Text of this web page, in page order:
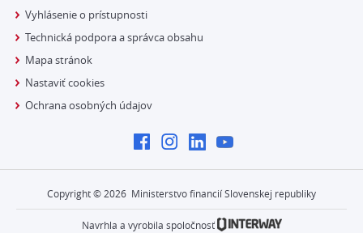
Vyhlásenie o prístupnosti
Technická podpora a správca obsahu
Mapa stránok
Nastaviť cookies
Ochrana osobných údajov
Copyright © 2026 Ministerstvo financií Slovenskej republiky
Navrhla a vyrobila spoločnosť